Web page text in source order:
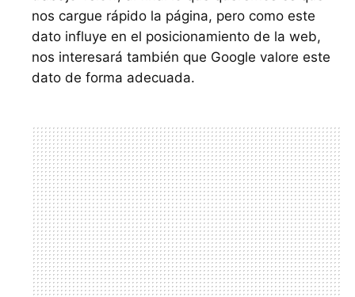
nos cargue rápido la página, pero como este
dato influye en el posicionamiento de la web,
nos interesará también que Google valore este
dato de forma adecuada.